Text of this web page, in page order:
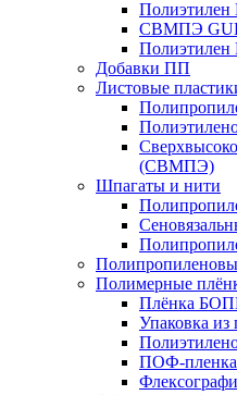
СВМПЭ
Полиэтилен
Добавки ПП
Листовые
(СВМПЭ)
Шпагаты и нити
Полимерные
Плёнка
Упаковка из
ПОФ-пленка